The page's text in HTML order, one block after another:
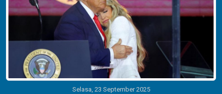
Selasa, 23 September 2025